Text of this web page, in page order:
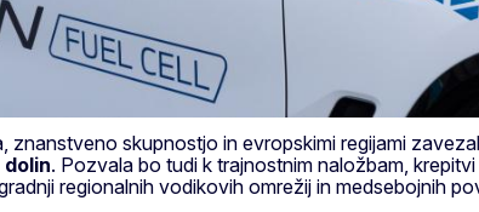
skupnostjo in evropskimi regijami
. Pozvala bo tudi k trajnostnim naložbam,
regionalnih vodikovih omrežij in medsebojnih